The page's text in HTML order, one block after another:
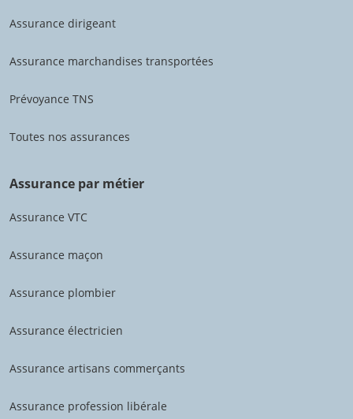
Assurance dirigeant
Assurance marchandises transportées
Prévoyance TNS
Toutes nos assurances
Assurance par métier
Assurance VTC
Assurance maçon
Assurance plombier
Assurance électricien
Assurance artisans commerçants
Assurance profession libérale